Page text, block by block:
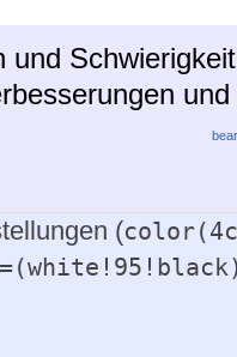
und
(